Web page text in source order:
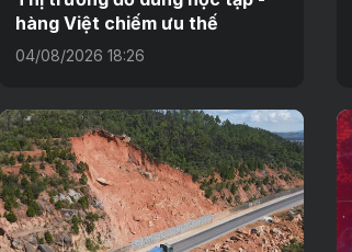
hàng Việt chiếm ưu thế
04/08/2026 18:26